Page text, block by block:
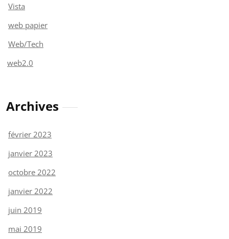
Vista
web papier
Web/Tech
web2.0
Archives
février 2023
janvier 2023
octobre 2022
janvier 2022
juin 2019
mai 2019